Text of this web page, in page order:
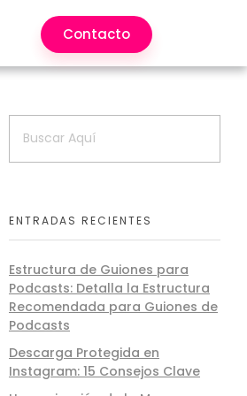
Contacto
ENTRADAS RECIENTES
Estructura de Guiones para
Podcasts: Detalla la Estructura
Recomendada para Guiones de
Podcasts
Descarga Protegida en
Instagram: 15 Consejos Clave